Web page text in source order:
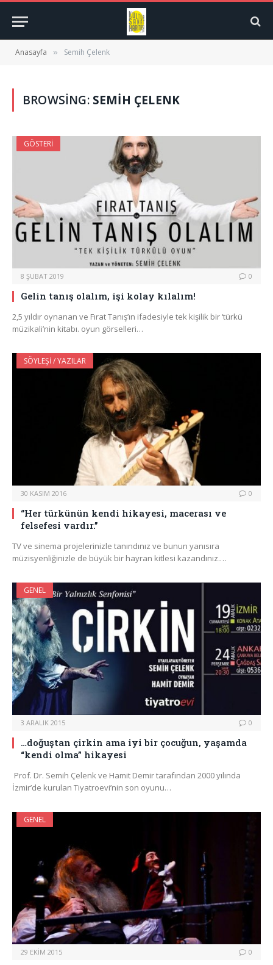
Anasayfa » Semih Çelenk
BROWSING: SEMIH ÇELENK
GÖSTERI
8 ŞUBAT 2019 0
Gelin tanış olalım, işi kolay kılalım!
2,5 yıldır oynanan ve Fırat Tanış’ın ifadesiyle tek kişilik bir ‘türkü
müzikali’nin kitabı. oyun görselleri…
SÖYLEŞI / YAZILAR
30 KASIM 2016 0
‘’Her türkünün kendi hikayesi, macerası ve
felsefesi vardır.’’
TV ve sinema projelerinizle tanındınız ve bunun yanısıra
müzisyenliğinizle de büyük bir hayran kitlesi kazandınız.…
GENEL
3 ARALIK 2015 0
…doğuştan çirkin ama iyi bir çocuğun, yaşamda
“kendi olma” hikayesi
Prof. Dr. Semih Çelenk ve Hamit Demir tarafından 2000 yılında
İzmir’de kurulan Tiyatroevi’nin son oyunu…
GENEL
29 EKIM 2015 0